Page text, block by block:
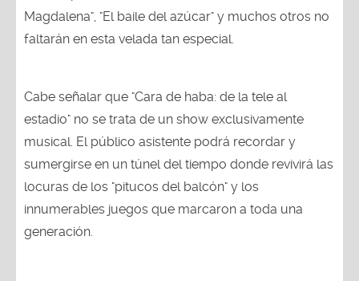
Magdalena", "El baile del azúcar" y muchos otros no
faltarán en esta velada tan especial.
Cabe señalar que "Cara de haba: de la tele al
estadio" no se trata de un show exclusivamente
musical. El público asistente podrá recordar y
sumergirse en un túnel del tiempo donde revivirá las
locuras de los "pitucos del balcón" y los
innumerables juegos que marcaron a toda una
generación.